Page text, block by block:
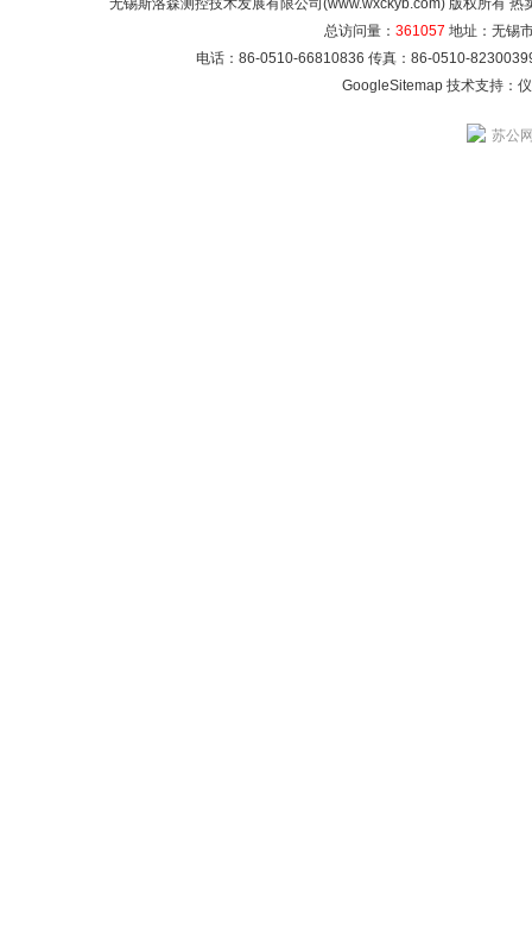
无锡斯洛森测控技术发展有限公司(www.wxckyb.com) 版权所有
总访问量： 361057 地址：无锡
电话：86-0510-66810836 传真：86-0510-
GoogleSitemap技术支持：
苏公